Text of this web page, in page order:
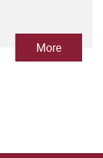
More